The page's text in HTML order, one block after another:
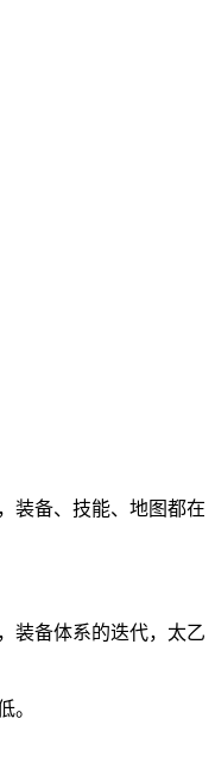
装备、技能、地图都在
装备体系的迭代，太乙
。